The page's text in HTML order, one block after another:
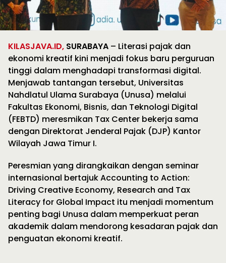
KILASJAVA.ID, SURABAYA – Literasi pajak dan
ekonomi kreatif kini menjadi fokus baru perguruan
tinggi dalam menghadapi transformasi digital.
Menjawab tantangan tersebut, Universitas
Nahdlatul Ulama Surabaya (Unusa) melalui
Fakultas Ekonomi, Bisnis, dan Teknologi Digital
(FEBTD) meresmikan Tax Center bekerja sama
dengan Direktorat Jenderal Pajak (DJP) Kantor
Wilayah Jawa Timur I.
Peresmian yang dirangkaikan dengan seminar
internasional bertajuk Accounting to Action:
Driving Creative Economy, Research and Tax
Literacy for Global Impact itu menjadi momentum
penting bagi Unusa dalam memperkuat peran
akademik dalam mendorong kesadaran pajak dan
penguatan ekonomi kreatif.